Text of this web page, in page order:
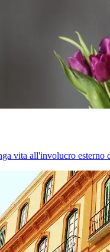
vita all'involucro esterno